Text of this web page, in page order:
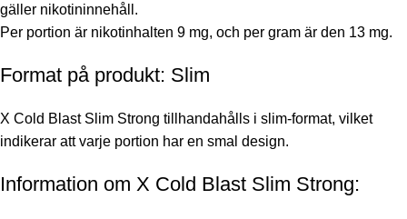
gäller nikotininnehåll.
Per portion är nikotinhalten 9 mg, och per gram är den 13 mg.
Format på produkt: Slim
X Cold Blast Slim Strong tillhandahålls i slim-format, vilket
indikerar att varje portion har en smal design.
Information om X Cold Blast Slim Strong: